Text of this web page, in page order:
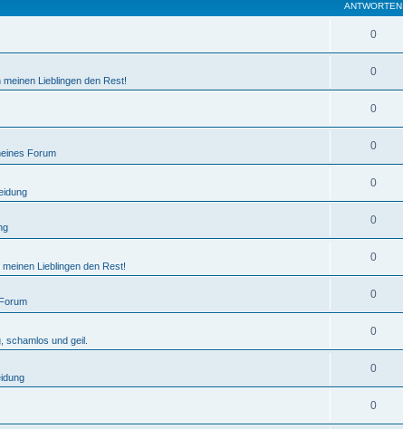
ANTWORTEN
0
meinen Lieblingen den Rest!
0
0
Forum
0
0
0
Lieblingen den Rest!
0
0
schamlos und geil.
0
0
0